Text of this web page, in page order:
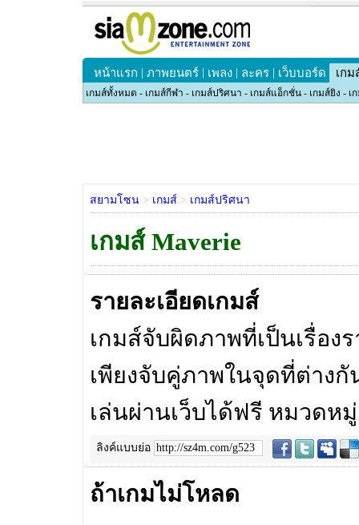
หน้าแรก | ภาพยนตร์| เพลง| ละคร| เว็บบอร์ด เกม
เกมส์ทั้งหมด - เกมส์กีฬา - เกมส์ปริศนา - เกมส์แอ็กชั่น- เกมส์ยิง - เ
สยามโซน> เกมส์ > เกมส์ปริศนา
เกมส์ Maverie
รายละเอียดเกมส์
เกมส์จับผิดภาพที่เป็นเรื่อ
เพียงจับคู่ภาพในจุดที่ต่าง
เล่นผ่านเว็บได้ฟรี หมวดห
ลิงค์แบบย่อ
ถ้าเกมไม่โหลด